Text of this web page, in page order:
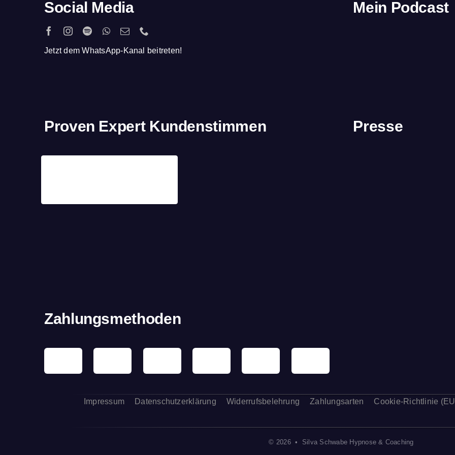
Social Media
Jetzt dem WhatsApp-Kanal beitreten!
Mein Podcast
Proven Expert Kundenstimmen Presse
Zahlungsmethoden
Impressum Datenschutzerklärung Widerrufsbelehrung Zahlungsarten Cookie-Richtlinie
© 2026 • Silva Schwabe Hypnose & Coaching